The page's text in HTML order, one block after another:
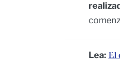
Lea: El